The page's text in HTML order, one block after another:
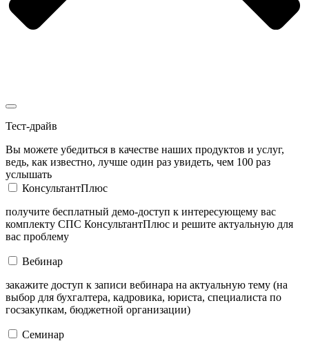
Тест-драйв
Вы можете убедиться в качестве наших продуктов и услуг,
ведь, как известно, лучше один раз увидеть, чем 100 раз
услышать
КонсультантПлюс
получите бесплатный демо-доступ к интересующему вас
комплекту СПС КонсультантПлюс и решите актуальную для
вас проблему
Вебинар
закажите доступ к записи вебинара на актуальную тему (на
выбор для бухгалтера, кадровика, юриста, специалиста по
госзакупкам, бюджетной организации)
Семинар